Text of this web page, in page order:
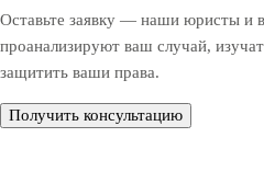
Оставьте заявку — наши юристы и
проанализируют ваш случай,
защитить ваши права.
Получить консультацию